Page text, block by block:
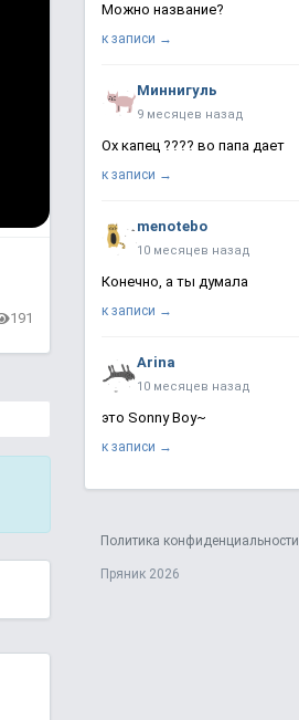
191
Можно название?
к записи →
Миннигуль
9 месяцев назад
Ох капец ???? во папа дает
к записи →
menotebo
10 месяцев назад
Конечно, а ты думала
к записи →
Arina
10 месяцев назад
это Sonny Boy~
к записи →
Политика конфиденциальности
Пряник 2026